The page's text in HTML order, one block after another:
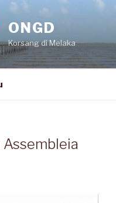
ONGD
Korsang di Melaka